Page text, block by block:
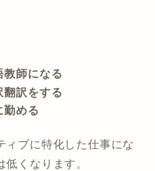
教師になる
翻訳をする
勤める
ィブに特化した仕事にな
くなります。